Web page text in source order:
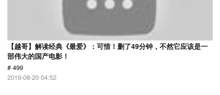
【越哥】解读经典《最爱》：可惜！删了49分钟，不然它应该是一
部伟大的国产电影！
# 499
2019-08-20 04:52